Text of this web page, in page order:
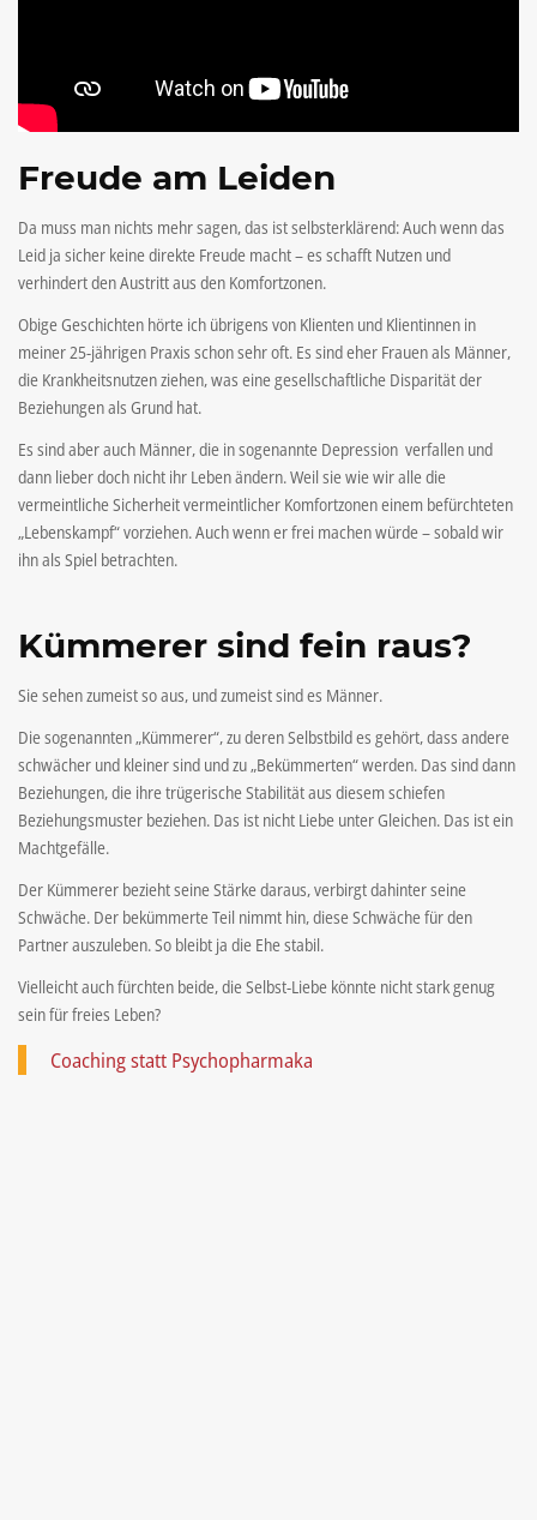
Freude am Leiden
Da muss man nichts mehr sagen, das ist selbsterklärend: Auch wenn das
Leid ja sicher keine direkte Freude macht – es schafft Nutzen und
verhindert den Austritt aus den Komfortzonen.
Obige Geschichten hörte ich übrigens von Klienten und Klientinnen in
meiner 25-jährigen Praxis schon sehr oft. Es sind eher Frauen als Männer,
die Krankheitsnutzen ziehen, was eine gesellschaftliche Disparität der
Beziehungen als Grund hat.
Es sind aber auch Männer, die in sogenannte Depression verfallen und
dann lieber doch nicht ihr Leben ändern. Weil sie wie wir alle die
vermeintliche Sicherheit vermeintlicher Komfortzonen einem befürchteten
„Lebenskampf“ vorziehen. Auch wenn er frei machen würde – sobald wir
ihn als Spiel betrachten.
Kümmerer sind fein raus?
Sie sehen zumeist so aus, und zumeist sind es Männer.
Die sogenannten „Kümmerer“, zu deren Selbstbild es gehört, dass andere
schwächer und kleiner sind und zu „Bekümmerten“ werden. Das sind dann
Beziehungen, die ihre trügerische Stabilität aus diesem schiefen
Beziehungsmuster beziehen. Das ist nicht Liebe unter Gleichen. Das ist ein
Machtgefälle.
Der Kümmerer bezieht seine Stärke daraus, verbirgt dahinter seine
Schwäche. Der bekümmerte Teil nimmt hin, diese Schwäche für den
Partner auszuleben. So bleibt ja die Ehe stabil.
Vielleicht auch fürchten beide, die Selbst-Liebe könnte nicht stark genug
sein für freies Leben?
Coaching statt Psychopharmaka